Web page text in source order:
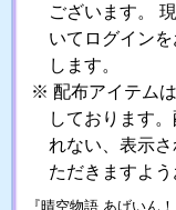
ございます。
いてログイン
します。
配布アイテム
しております
れない、表示
ただきますよう
『晴空物語 あげいん